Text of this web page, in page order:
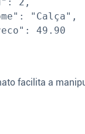
facilita a